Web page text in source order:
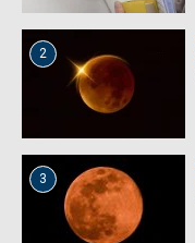
2
3